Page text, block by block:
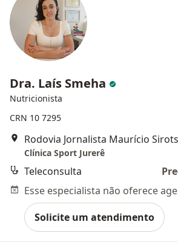
Dra. Laís Smeha
Nutricionista
CRN 10 7295
Clínica Sport Jurerê
Teleconsulta
Solicite um atendimento